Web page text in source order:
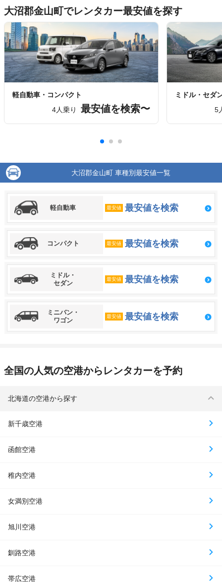
大沼郡金山町でレンタカー最安値を探す
軽自動車・コンパクト
4人乗り
最安値を検索〜
ミドル・セダ
5
大沼郡金山町 車種別最安値一覧
軽自動車 最安値 最安値を検索
コンパクト 最安値 最安値を検索
ミドル・
セダン
最安値 最安値を検索
ミニバン・
ワゴン
最安値 最安値を検索
全国の人気の空港からレンタカーを予約
北海道の空港から探す
新千歳空港
函館空港
稚内空港
女満別空港
旭川空港
釧路空港
帯広空港